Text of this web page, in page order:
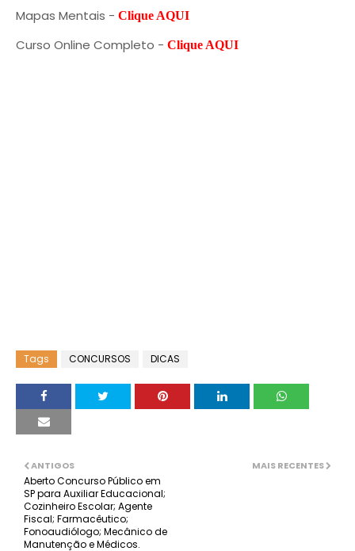
Mapas Mentais - Clique AQUI
Curso Online Completo - Clique AQUI
Tags CONCURSOS DICAS
MAIS RECENTES
ANTIGOS
Aberto Concurso Público em
SP para Auxiliar Educacional;
Cozinheiro Escolar; Agente
Fiscal; Farmacêutico;
Fonoaudiólogo; Mecânico de
Manutenção e Médicos.